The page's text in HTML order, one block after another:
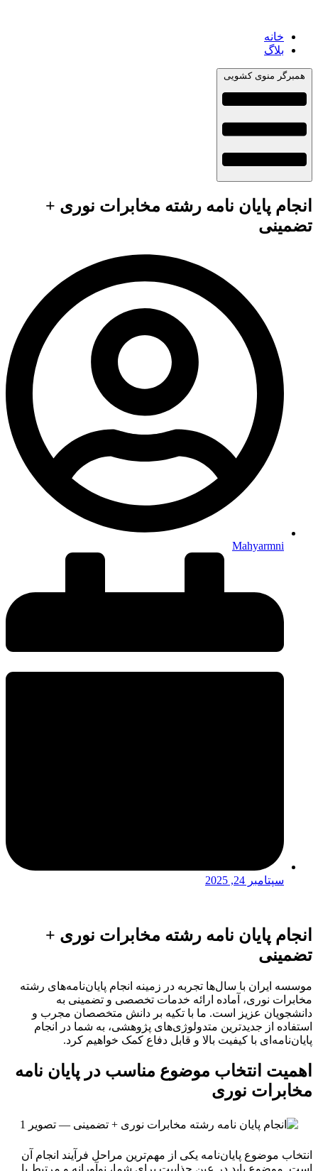
خانه
بلاگ
همبرگر منوی کشویی
انجام پایان نامه رشته مخابرات نوری +
تضمینی
Mahyarmni
سپتامبر 24, 2025
انجام پایان نامه رشته مخابرات نوری +
تضمینی
موسسه ایران با سال‌ها تجربه در زمینه انجام پایان‌نامه‌های رشته
مخابرات نوری، آماده ارائه خدمات تخصصی و تضمینی به
دانشجویان عزیز است. ما با تکیه بر دانش متخصصان مجرب و
استفاده از جدیدترین متدولوژی‌های پژوهشی، به شما در انجام
پایان‌نامه‌ای با کیفیت بالا و قابل دفاع کمک خواهیم کرد.
اهمیت انتخاب موضوع مناسب در پایان نامه
مخابرات نوری
انتخاب موضوع پایان‌نامه یکی از مهم‌ترین مراحل فرآیند انجام آن